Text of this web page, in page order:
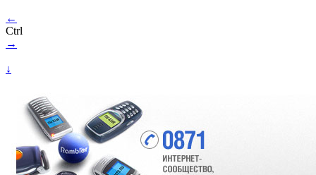
←
Ctrl
→
↓